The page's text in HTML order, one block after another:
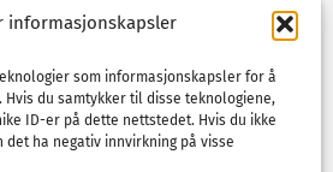
informasjonskapsler
som informasjonskapsler for å
du samtykker til disse teknologiene,
ID-er på dette nettstedet. Hvis du ikke
ha negativ innvirkning på visse
:info@nordicbridalmedia.com
Norge
reserved.